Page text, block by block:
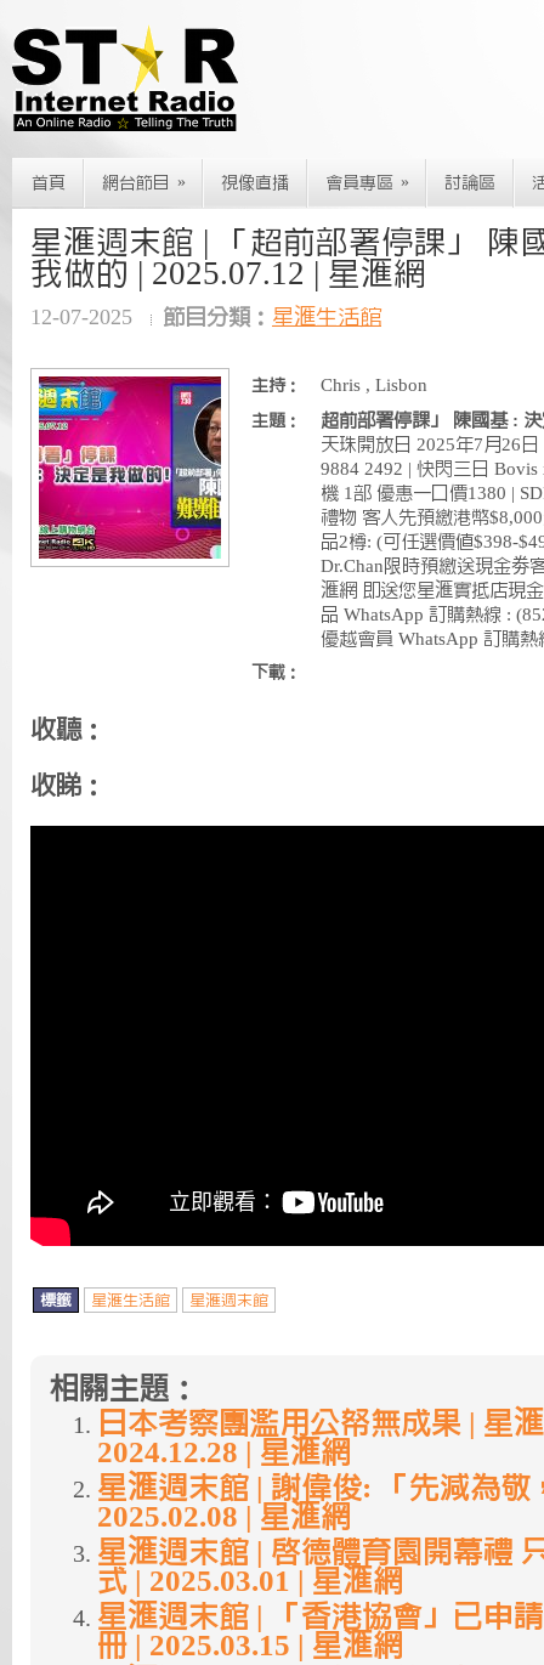
首頁 網台節目 » 視像直播 會員專區 » 討論區
星滙週末館 | 「超前部署停課」 陳
我做的 | 2025.07.12 | 星滙網
12-07-2025 節目分類： 星滙生活館
主持： Chris , Lisbon
主題：
超前部署停課」 陳國基 :
天珠開放日 2025年7月26
9884 2492 | 快閃三日
機 1部 優惠一口價1380 |
禮物 客人先預繳港幣
品2樽: (可任選價值$398-
Dr.Chan限時預繳送現金劵
滙網 即送您星滙實抵店現
品 WhatsApp 訂購熱線 :
優越會員 WhatsApp 訂購熱
下載：
收聽：
收睇：
標籤 星滙生活館 星滙週末館
相關主題：
日本考察團濫用公帑無成果 | 星
2024.12.28 | 星滙網
星滙週末館 | 謝偉俊: 「先減為敬
2025.02.08 | 星滙網
星滙週末館 | 啟德體育園開幕禮
式 | 2025.03.01 | 星滙網
星滙週末館 | 「香港協會」已申
冊 | 2025.03.15 | 星滙網